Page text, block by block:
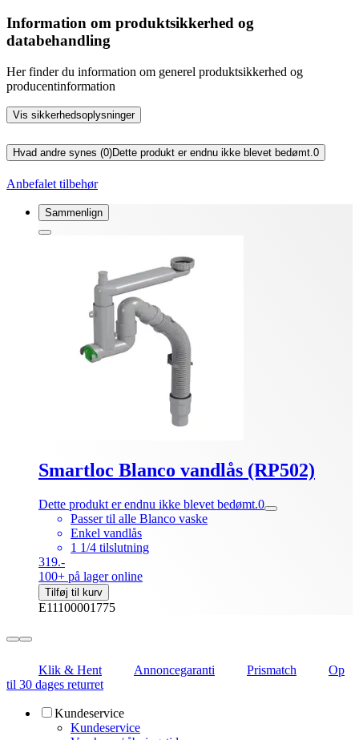
Information om produktsikkerhed og
databehandling
Her finder du information om generel produktsikkerhed og
producentinformation
Vis sikkerhedsoplysninger
Hvad andre synes (0)Dette produkt er endnu ikke blevet bedømt. 0
Anbefalet tilbehør
Sammenlign
Smartloc Blanco vandlås (RP502)
Dette produkt er endnu ikke blevet bedømt.0
Passer til alle Blanco vaske
Enkel vandlås
1 1/4 tilslutning
319.-
100+ på lager online
Tilføj til kurv
E11100001775
Klik & Hent Annoncegaranti Prismatch
Op
til 30 dages returret
Kundeservice
Kundeservice